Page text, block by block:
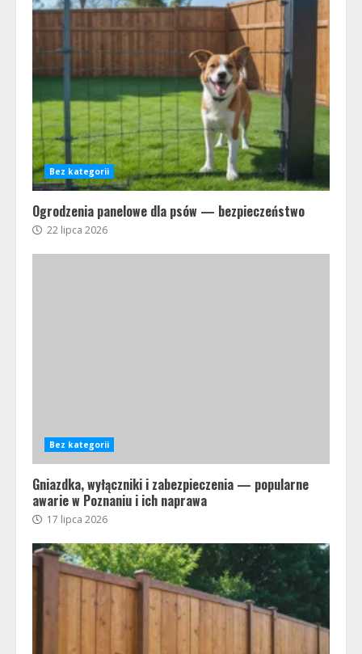
Bez kategorii
Ogrodzenia panelowe dla psów — bezpieczeństwo
22 lipca 2026
Bez kategorii
Gniazdka, wyłączniki i zabezpieczenia — popularne
awarie w Poznaniu i ich naprawa
17 lipca 2026